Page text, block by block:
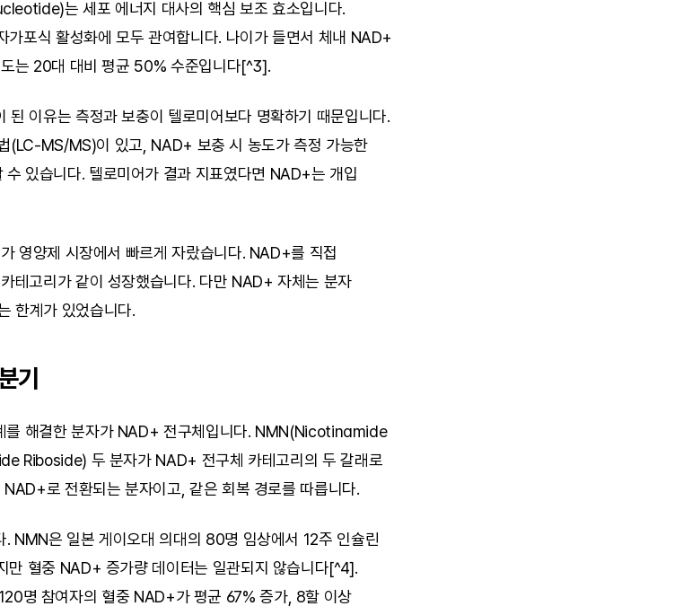
는 세포 에너지 대사의 핵심 보조 효소입니다.
포식 활성화에 모두 관여합니다. 나이가 들면서 체내 NAD+
는 20대 대비 평균 50% 수준입니다[^3].
이유는 측정과 보충이 텔로미어보다 명확하기 때문입니다.
(LC-MS/MS)이 있고, NAD+ 보충 시 농도가 측정 가능한
있습니다. 텔로미어가 결과 지표였다면 NAD+는 개입
영양제 시장에서 빠르게 자랐습니다. NAD+를 직접
테고리가 같이 성장했습니다. 다만 NAD+ 자체는 분자
한계가 있었습니다.
기
를 해결한 분자가 NAD+ 전구체입니다. NMN(Nicotinamide
Riboside) 두 분자가 NAD+ 전구체 카테고리의 두 갈래로
로 전환되는 분자이고, 같은 회복 경로를 따릅니다.
NMN은 일본 게이오대 의대의 80명 임상에서 12주 인슐린
만 혈중 NAD+ 증가량 데이터는 일관되지 않습니다[^4].
명 참여자의 혈중 NAD+가 평균 67% 증가, 8할 이상